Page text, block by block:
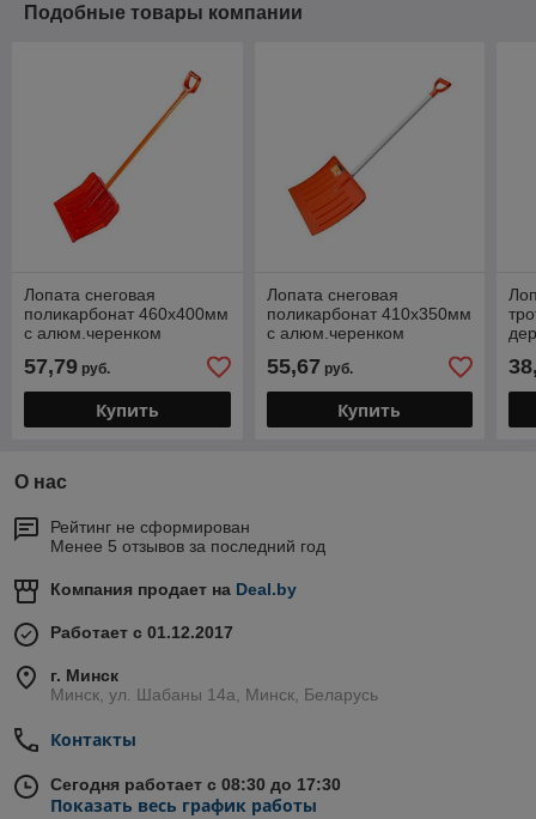
Подобные товары компании
Лопата снеговая
поликарбонат 460х400мм
с алюм.черенком
(ST9057-4)
57,79 руб.
Купить
Лопата снеговая
поликарбонат 410х350мм
с алюм.черенком
(ST9057-1)
(ударопрочный пластик)
55,67 руб.
Купить
О нас
Рейтинг не сформирован
Менее 5 отзывов за последний год
Компания продает на Deal.by
Работает с 01.12.2017
г. Минск
Минск, ул. Шабаны 14а, Минск, Беларусь
Контакты
Сегодня работает с 08:30 до 17:30
Показать весь график работы